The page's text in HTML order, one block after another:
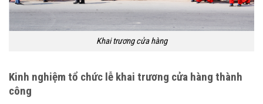
Khai trương cửa hàng
Kinh nghiệm tổ chức lễ khai trương cửa hàng thành
công